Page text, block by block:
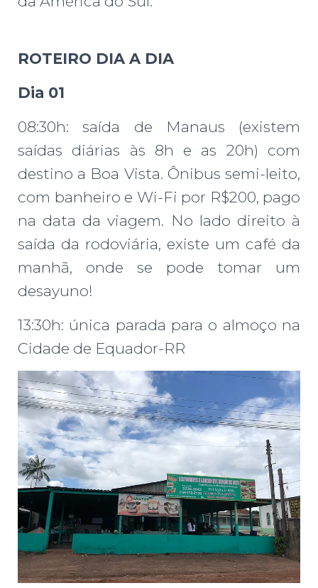
ROTEIRO DIA A DIA
Dia 01
08:30h: saída de Manaus (existem
saídas diárias às 8h e as 20h) com
destino a Boa Vista. Ônibus semi-leito,
com banheiro e Wi-Fi por R$200, pago
na data da viagem. No lado direito à
saída da rodoviária, existe um café da
manhã, onde se pode tomar um
desayuno!
13:30h: única parada para o almoço na
Cidade de Equador-RR